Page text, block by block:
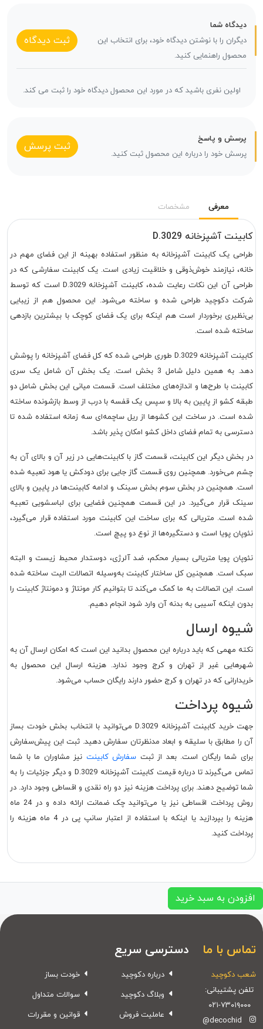
دیدگاه شما
دیگران را با نوشتن دیدگاه خود، برای انتخاب این
محصول راهنمایی کنید.
ثبت دیدگاه
اولین نفری باشید که در مورد این محصول دیدگاه خود را ثبت می کند.
پرسش و پاسخ
پرسش خود را درباره این محصول ثبت کنید.
ثبت پرسش
معرفی مشخصات
کابینت آشپزخانه D.3029
طراحی یک کابینت آشپزخانه به منظور استفاده بهینه از این فضای مهم در
خانه، نیازمند خوش‌ذوقی و خلاقیت زیادی است. یک کابینت سفارشی که در
طراحی آن این نکات رعایت شده،کابینت آشپزخانه D.3029
است که توسط
شرکت دکوچید طراحی شده و ساخته می‌شود. این محصول هم از زیبایی
بی‌نظیری برخوردار است هم اینکه برای یک فضای کوچک با بیشترین بازدهی
ساخته شده است.
کابینت آشپزخانه D.3029
طوری طراحی شده که کل فضای آشپزخانه را پوشش
دهد. به همین دلیل شامل 3 بخش است. یک بخش آن شامل یک سری
کابینت با طرح‌ها و اندازه‌های مختلف است. قسمت میانی این بخش شامل دو
طبقه کشو از پایین به بالا و سپس یک قفسه با درب از وسط بازشونده ساخته
شده است. در ساخت این کشوها از ریل ساچمه‌ای سه زمانه استفاده شده تا
دسترسی به تمام فضای داخل کشو امکان پذیر باشد.
در بخش دیگر این کابینت، قسمت گاز با کابینت‌هایی در زیر آن و بالای آن به
چشم می‌خورد. همچنین روی قسمت گاز جایی برای دودکش یا هود تعبیه شده
است. همچنین در بخش سوم بخش سینک و ادامه کابینت‌ها در پایین و بالای
سینک قرار می‌گیرد. در این قسمت همچنین فضایی برای لباسشویی تعبیه
شده است. متریالی که برای ساخت این کابینت مورد استفاده قرار می‌گیرد،
نئوپان پویا است و دستگیره‌ها از نوع دو پیچ است.
نئوپان پویا متریالی بسیار محکم، ضد آلرژی، دوستدار محیط زیست و البته
سبک است. همچنین کل ساختار کابینت به‌وسیله اتصالات الیت ساخته شده
است. این اتصالات به ما کمک می‌کند تا بتوانیم کار مونتاژ و دمونتاژ کابینت را
بدون اینکه آسیبی به بدنه آن وارد شود انجام دهیم.
شیوه ارسال
نکته مهمی که باید درباره این محصول بدانید این است که امکان ارسال آن به
شهرهایی غیر از تهران و کرج وجود ندارد. هزینه ارسال این محصول به
خریدارانی که در تهران و کرج حضور دارند رایگان حساب می‌شود.
شیوه پرداخت
جهت خرید کابینت آشپزخانه D.3029
می‌توانید با انتخاب بخش خودت بساز
آن را مطابق با سلیقه و ابعاد مدنظرتان سفارش دهید. ثبت این پیش‌سفارش
برای شما رایگان است. بعد از ثبت سفارش کابینت نیز مشاوران ما با شما
تماس می‌گیرند تا درباره قیمت کابینت آشپزخانه D.3029
و دیگر جزئیات را به
شما توضیح دهند. برای پرداخت هزینه نیز دو راه نقدی و اقساطی وجود دارد. در
روش پرداخت اقساطی نیز یا می‌توانید چک ضمانت ارائه داده و در 24 ماه
هزینه را بپردازید یا اینکه با استفاده از اعتبار سانپ پی در 4 ماه هزینه را
پرداخت کنید.
افزودن به سبد خرید
تماس با ما
شعب دکوچید
تلفن پشتیبانی:
۰۲۱-۷۳۰۱۹۰۰۰
@decochid
دسترسی سریع
درباره دکوچید
وبلاگ دکوچید
عاملیت فروش
خودت بساز
سوالات متداول
قوانین و مقررات